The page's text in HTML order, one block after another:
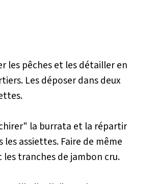
les pêches et les détailler en
Les déposer dans deux
la burrata et la répartir
les assiettes. Faire de même
les tranches de jambon cru.